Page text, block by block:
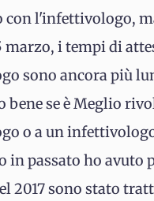
con l'infettivologo,
marzo, i tempi di
sono ancora più
bene se è Meglio
o a un
in passato ho avuto
2017 sono stato